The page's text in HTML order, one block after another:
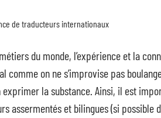
de traducteurs internationaux
du monde, l’expérience et la
comme on ne s’improvise pas
la substance. Ainsi, il est
assermentés et bilingues (si